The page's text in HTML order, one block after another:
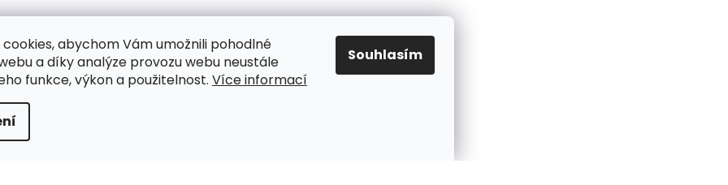
abychom Vám umožnili pohodlné
a díky analýze provozu webu neustále
funkce, výkon a použitelnost. Více informací
Souhlasím